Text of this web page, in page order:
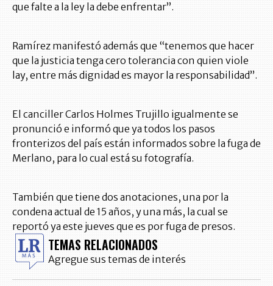
que falte a la ley la debe enfrentar”.
Ramírez manifestó además que “tenemos que hacer
que la justicia tenga cero tolerancia con quien viole
lay, entre más dignidad es mayor la responsabilidad”.
El canciller Carlos Holmes Trujillo igualmente se
pronunció e informó que ya todos los pasos
fronterizos del país están informados sobre la fuga de
Merlano, para lo cual está su fotografía.
También que tiene dos anotaciones, una por la
condena actual de 15 años, y una más, la cual se
reportó ya este jueves que es por fuga de presos.
TEMAS RELACIONADOS
Agregue sus temas de interés